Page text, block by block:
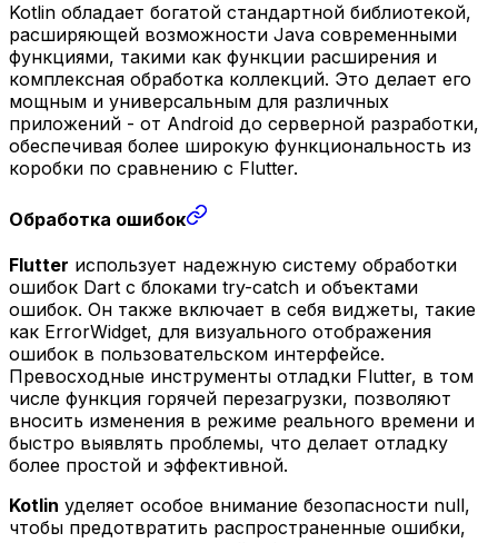
Kotlin обладает богатой стандартной библиотекой,
расширяющей возможности Java современными
функциями, такими как функции расширения и
комплексная обработка коллекций. Это делает его
мощным и универсальным для различных
приложений - от Android до серверной разработки,
обеспечивая более широкую функциональность из
коробки по сравнению с Flutter.
Обработка ошибок
Flutter использует надежную систему обработки
ошибок Dart с блоками try-catch и объектами
ошибок. Он также включает в себя виджеты, такие
как ErrorWidget, для визуального отображения
ошибок в пользовательском интерфейсе.
Превосходные инструменты отладки Flutter, в том
числе функция горячей перезагрузки, позволяют
вносить изменения в режиме реального времени и
быстро выявлять проблемы, что делает отладку
более простой и эффективной.
Kotlin уделяет особое внимание безопасности null,
чтобы предотвратить распространенные ошибки,